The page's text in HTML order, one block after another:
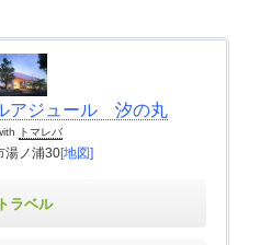
アジュール 汐の丸
トマレバ
湯ノ浦30[地図]
ラベル